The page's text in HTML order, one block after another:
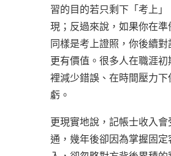
習的目的若只剩下「考上
現；反過來說，如果你在
同樣是考上證照，你後續
更有價值。很多人在職涯
裡減少錯誤、在時間壓力
虧。
更現實地說，記帳士收入
通，幾年後卻因為掌握固